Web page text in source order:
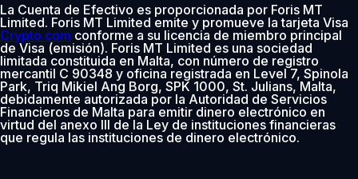
La Cuenta de Efectivo es proporcionada por Foris MT
Limited. Foris MT Limited emite y promueve la tarjeta Visa
Crypto.com conforme a su licencia de miembro principal
de Visa (emisión). Foris MT Limited es una sociedad
limitada constituida en Malta, con número de registro
mercantil C 90348 y oficina registrada en Level 7, Spinola
Park, Triq Mikiel Ang Borg, SPK 1000, St. Julians, Malta,
debidamente autorizada por la Autoridad de Servicios
Financieros de Malta para emitir dinero electrónico en
virtud del anexo III de la Ley de instituciones financieras
que regula las instituciones de dinero electrónico.